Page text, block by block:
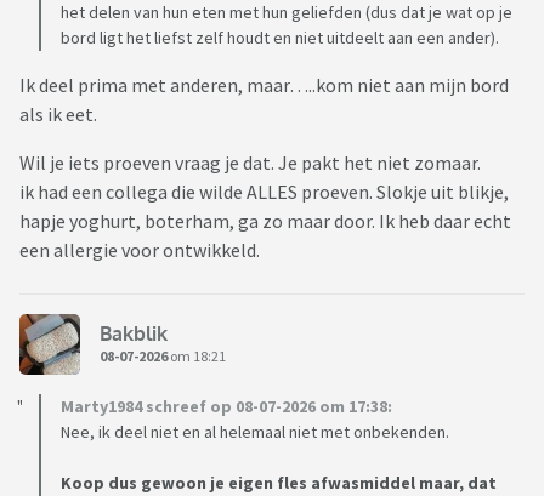
het delen van hun eten met hun geliefden (dus dat je wat op je
bord ligt het liefst zelf houdt en niet uitdeelt aan een ander).
Ik deel prima met anderen, maar…..kom niet aan mijn bord
als ik eet.
Wil je iets proeven vraag je dat. Je pakt het niet zomaar.
ik had een collega die wilde ALLES proeven. Slokje uit blikje,
hapje yoghurt, boterham, ga zo maar door. Ik heb daar echt
een allergie voor ontwikkeld.
Bakblik
08-07-2026om 18:21
Marty1984 schreef op 08-07-2026 om 17:38:
Nee, ik deel niet en al helemaal niet met onbekenden.
Koop dus gewoon je eigen fles afwasmiddel maar, dat